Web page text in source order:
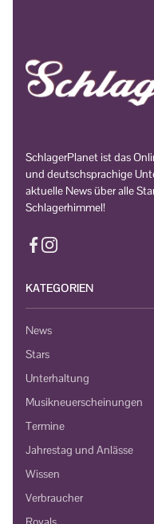
SchlagerPlanet ist das
und deutschsprachige
aktuelle News über alle
Schlagerhimmel!
KATEGORIEN
News
Stars
Unterhaltung
Musikneuerscheinungen
Termine
Jahrestag und Anlässe
Wissen
Verbraucher